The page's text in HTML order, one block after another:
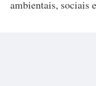
ambientais, sociais